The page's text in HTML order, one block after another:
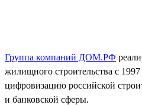
Группа компаний ДОМ.РФ
жилищного строительства с 1997
цифровизацию российской
и банковской сферы.